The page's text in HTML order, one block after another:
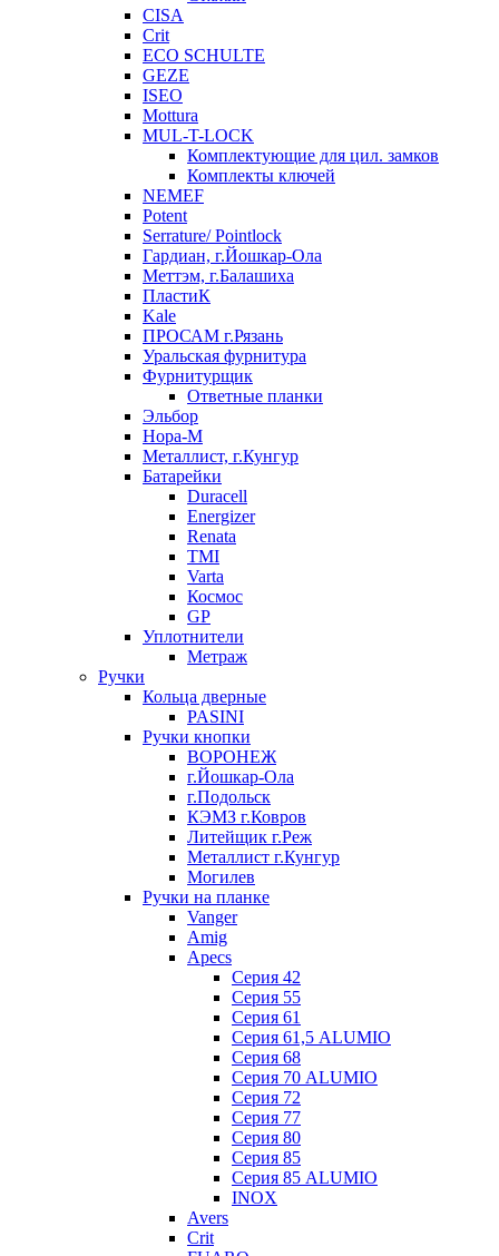
CISA
Crit
ECO SCHULTE
GEZE
ISEO
Mottura
MUL-T-LOCK
Комплектующие для цил. замков
Комплекты ключей
NEMEF
Potent
Serrature/ Pointlock
Гардиан, г.Йошкар-Ола
Меттэм, г.Балашиха
ПластиК
Kale
ПРОСАМ г.Рязань
Уральская фурнитура
Фурнитурщик
Ответные планки
Эльбор
Нора-М
Металлист, г.Кунгур
Батарейки
Duracell
Energizer
Renata
TMI
Varta
Космос
GP
Уплотнители
Метраж
Ручки
Кольца дверные
PASINI
Ручки кнопки
ВОРОНЕЖ
г.Йошкар-Ола
г.Подольск
КЭМЗ г.Ковров
Литейщик г.Реж
Металлист г.Кунгур
Могилев
Ручки на планке
Vanger
Amig
Apecs
Серия 42
Серия 55
Серия 61
Серия 61,5 ALUMIO
Серия 68
Серия 70 ALUMIO
Серия 72
Серия 77
Серия 80
Серия 85
Серия 85 ALUMIO
INOX
Avers
Crit